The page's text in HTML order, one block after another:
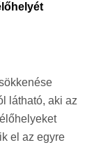
látható, aki az
el az egyre